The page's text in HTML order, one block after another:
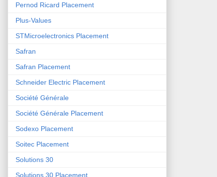
Pernod Ricard Placement
Plus-Values
STMicroelectronics Placement
Safran
Safran Placement
Schneider Electric Placement
Société Générale
Société Générale Placement
Sodexo Placement
Soitec Placement
Solutions 30
Solutions 30 Placement